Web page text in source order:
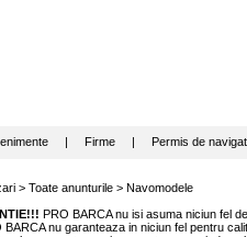
| Firme| Permis de
> Toate anunturile> Navomodele
PRO BARCA nu isi asuma niciun fel
BARCA nu garanteaza in niciun fel pentru